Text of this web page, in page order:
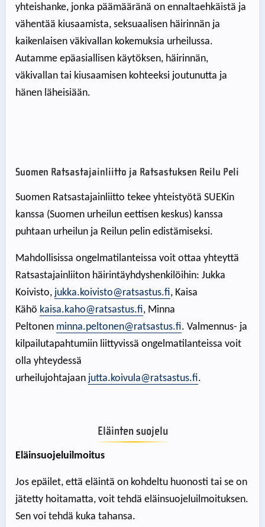
yhteishanke, jonka päämääränä on ennaltaehkäistä ja
vähentää kiusaamista, seksuaalisen häirinnän ja
kaikenlaisen väkivallan kokemuksia urheilussa.
Autamme epäasiallisen käytöksen, häirinnän,
väkivallan tai kiusaamisen kohteeksi joutunutta ja
hänen läheisiään.
Suomen Ratsastajainliitto ja Ratsastuksen Reilu Peli
Suomen Ratsastajainliitto tekee yhteistyötä SUEKin
kanssa (Suomen urheilun eettisen keskus) kanssa
puhtaan urheilun ja Reilun pelin edistämiseksi.
Mahdollisissa ongelmatilanteissa voit ottaa yhteyttä
Ratsastajainliiton häirintäyhdyshenkilöihin: Jukka
Koivisto, jukka.koivisto@ratsastus.fi, Kaisa
Kähö kaisa.kaho@ratsastus.fi, Minna
Peltonen minna.peltonen@ratsastus.fi. Valmennus- ja
kilpailutapahtumiin liittyvissä ongelmatilanteissa voit
olla yhteydessä
urheilujohtajaan jutta.koivula@ratsastus.fi.
Eläinten suojelu
Eläinsuojeluilmoitus
Jos epäilet, että eläintä on kohdeltu huonosti tai se on
jätetty hoitamatta, voit tehdä eläinsuojeluilmoituksen.
Sen voi tehdä kuka tahansa.